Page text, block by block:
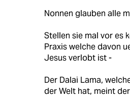
Nonnen glauben alle
Stellen sie mal vor es
Praxis welche davon
Jesus verlobt ist -
Der Dalai Lama,
der Welt hat, meint